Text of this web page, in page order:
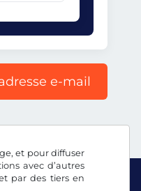
et pour diffuser
avec d’autres
par des tiers en
e-mail